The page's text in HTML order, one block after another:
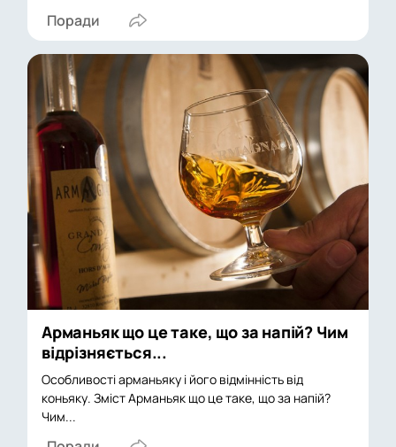
Поради
Арманьяк що це таке, що за напій? Чим
відрізняється...
Особливості арманьяку і його відмінність від
коньяку. Зміст Арманьяк що це таке, що за напій?
Чим...